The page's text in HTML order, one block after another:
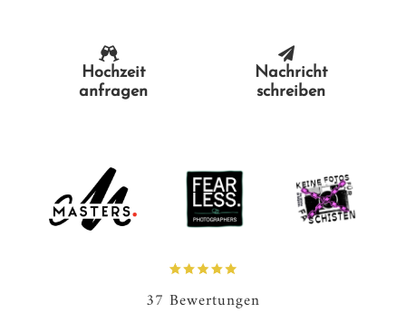
Hochzeit
anfragen
Nachricht
schreiben
37 Bewertungen